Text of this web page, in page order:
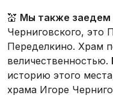
💒 Мы также заедем
Черниговского, это
Переделкино. Храм
величественностью.
историю этого
храма Игоре